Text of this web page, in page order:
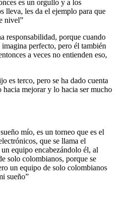
es un orgullo y a los
lleva, les da el ejemplo para que
nivel”
responsabilidad, porque cuando
perfecto, pero él también
a veces no entienden eso,
es terco, pero se ha dado cuenta
mejorar y lo hacia ser mucho
mío, es un torneo que es el
que se llama el
equipo encabezándolo él, al
solo colombianos, porque se
un equipo de solo colombianos
sueño”